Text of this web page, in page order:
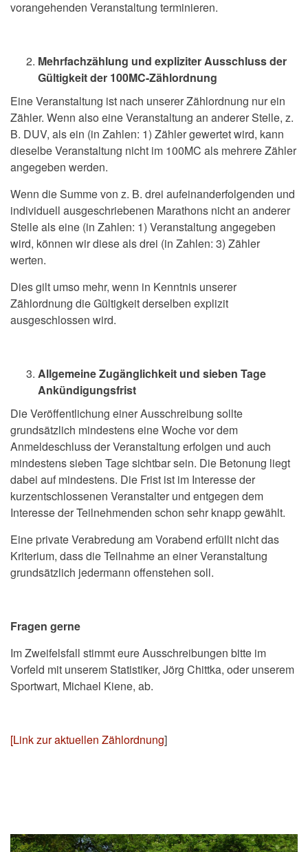
vorangehenden Veranstaltung terminieren.
Mehrfachzählung und expliziter Ausschluss der
Gültigkeit der 100MC-Zählordnung
Eine Veranstaltung ist nach unserer Zählordnung nur ein
Zähler. Wenn also eine Veranstaltung an anderer Stelle, z.
B. DUV, als ein (in Zahlen: 1) Zähler gewertet wird, kann
dieselbe Veranstaltung nicht im 100MC als mehrere Zähler
angegeben werden.
Wenn die Summe von z. B. drei aufeinanderfolgenden und
individuell ausgeschriebenen Marathons nicht an anderer
Stelle als eine (in Zahlen: 1) Veranstaltung angegeben
wird, können wir diese als drei (in Zahlen: 3) Zähler
werten.
Dies gilt umso mehr, wenn in Kenntnis unserer
Zählordnung die Gültigkeit derselben explizit
ausgeschlossen wird.
Allgemeine Zugänglichkeit und sieben Tage
Ankündigungsfrist
Die Veröffentlichung einer Ausschreibung sollte
grundsätzlich mindestens eine Woche vor dem
Anmeldeschluss der Veranstaltung erfolgen und auch
mindestens sieben Tage sichtbar sein. Die Betonung liegt
dabei auf mindestens. Die Frist ist im Interesse der
kurzentschlossenen Veranstalter und entgegen dem
Interesse der Teilnehmenden schon sehr knapp gewählt.
Eine private Verabredung am Vorabend erfüllt nicht das
Kriterium, dass die Teilnahme an einer Veranstaltung
grundsätzlich jedermann offenstehen soll.
Fragen gerne
Im Zweifelsfall stimmt eure Ausschreibungen bitte im
Vorfeld mit unserem Statistiker, Jörg Chittka, oder unserem
Sportwart, Michael Kiene, ab.
[Link zur aktuellen Zählordnung]